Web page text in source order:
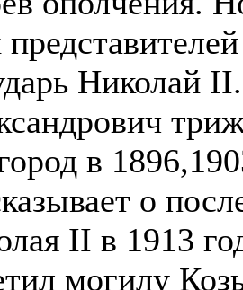
Николай
в
о
II в 1913
могилу